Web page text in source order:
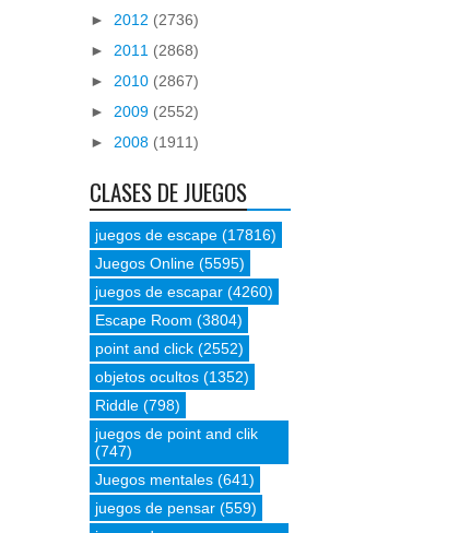
► 2012 (2736)
► 2011 (2868)
► 2010 (2867)
► 2009 (2552)
► 2008 (1911)
CLASES DE JUEGOS
juegos de escape (17816)
Juegos Online (5595)
juegos de escapar (4260)
Escape Room (3804)
point and click (2552)
objetos ocultos (1352)
Riddle (798)
juegos de point and clik
(747)
Juegos mentales (641)
juegos de pensar (559)